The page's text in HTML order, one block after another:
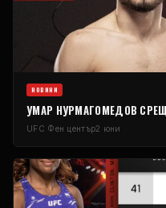
НОВИНИ
УМАР НУРМАГОМЕДОВ
UFC Фен център2 юни